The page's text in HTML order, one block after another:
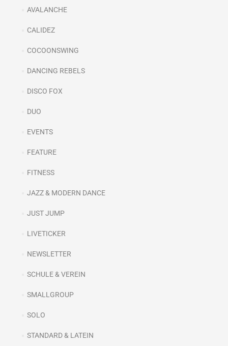
AVALANCHE
CALIDEZ
COCOONSWING
DANCING REBELS
DISCO FOX
DUO
EVENTS
FEATURE
FITNESS
JAZZ & MODERN DANCE
JUST JUMP
LIVETICKER
NEWSLETTER
SCHULE & VEREIN
SMALLGROUP
SOLO
STANDARD & LATEIN